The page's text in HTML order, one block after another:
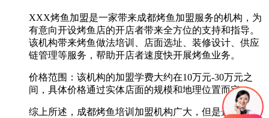
XXX烤鱼加盟是一家带来成都烤鱼加盟服务的机构，为
有意向开设烤鱼店的开店者带来全方位的支持和指导。
该机构带来烤鱼做法培训、店面选址、装修设计、供应
链管理等服务，帮助开店者速度快开展烤鱼业务。
价格范围：该机构的加盟学费大约在10万元-30万元之
间，具体价格通过实体店面的规模和地理位置而定。
综上所述，成都烤鱼培训加盟机构广大，但是选择一家